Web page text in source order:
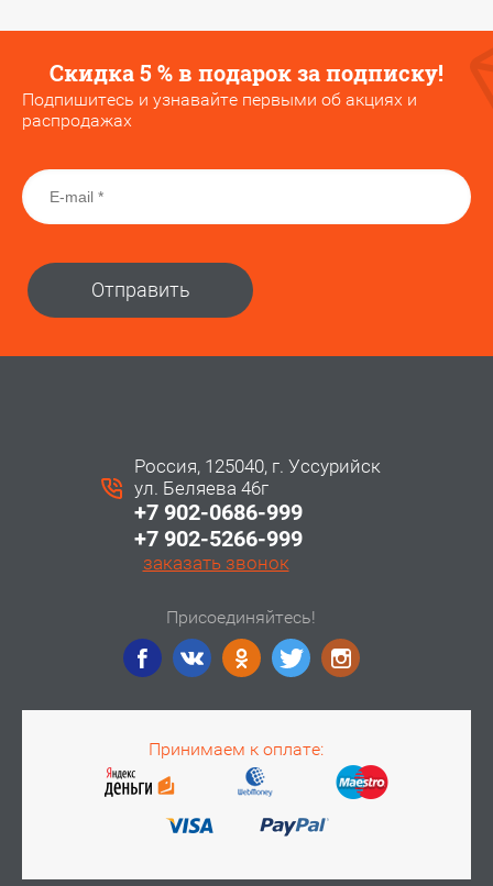
Скидка 5 % в подарок за подписку!
Подпишитесь и узнавайте первыми об акциях и
распродажах
Отправить
Россия, 125040, г. Уссурийск
ул. Беляева 46г
+7 902-0686-999
+7 902-5266-999
заказать звонок
Присоединяйтесь!
Принимаем к оплате: